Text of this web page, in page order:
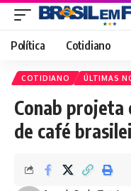
Política Cotidiano
COTIDIANO ÚLTIMAS
Conab projeta
de café